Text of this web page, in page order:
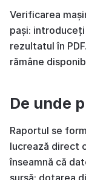
Verificarea
pași:
rezultatul în
rămâne
De unde
Raportul se
lucrează direct
înseamnă că
sursă: dotarea